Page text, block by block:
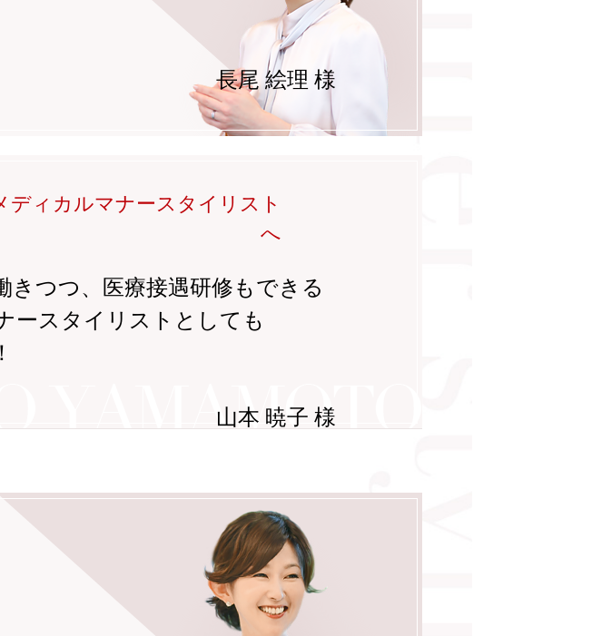
長尾 絵理 様
ディカルマナースタイリスト
へ
きつつ、医療接遇研修もできる
ースタイリストとしても
山本 暁子 様